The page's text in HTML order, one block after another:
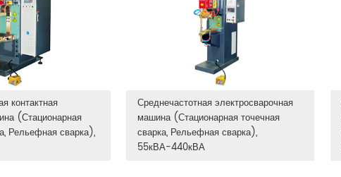
контактная
(Стационарная
Рельефная сварка),
Среднечастотная электросварочная
машина (Стационарная точечная
сварка, Рельефная сварка),
55кВА-440кВА